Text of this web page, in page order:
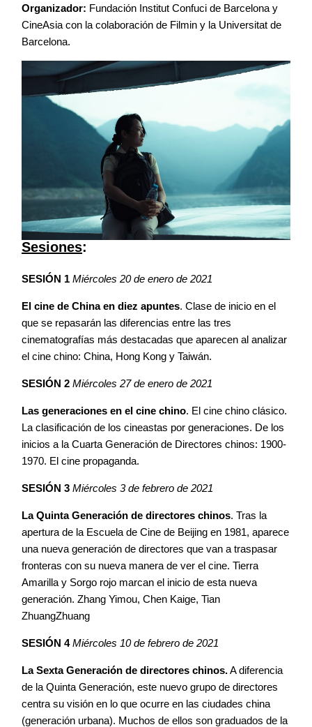
Organizador: Fundación Institut Confuci de Barcelona y
CineAsia con la colaboración de Filmin y la Universitat de
Barcelona.
Sesiones:
SESIÓN 1 Miércoles 20 de enero de 2021
El cine de China en diez apuntes. Clase de inicio en el
que se repasarán las diferencias entre las tres
cinematografías más destacadas que aparecen al analizar
el cine chino: China, Hong Kong y Taiwán.
SESIÓN 2 Miércoles 27 de enero de 2021
Las generaciones en el cine chino. El cine chino clásico.
La clasificación de los cineastas por generaciones. De los
inicios a la Cuarta Generación de Directores chinos: 1900-
1970. El cine propaganda.
SESIÓN 3 Miércoles 3 de febrero de 2021
La Quinta Generación de directores chinos. Tras la
apertura de la Escuela de Cine de Beijing en 1981, aparece
una nueva generación de directores que van a traspasar
fronteras con su nueva manera de ver el cine. Tierra
Amarilla y Sorgo rojo marcan el inicio de esta nueva
generación. Zhang Yimou, Chen Kaige, Tian
ZhuangZhuang
SESIÓN 4 Miércoles 10 de febrero de 2021
La Sexta Generación de directores chinos.A diferencia
de la Quinta Generación, este nuevo grupo de directores
centra su visión en lo que ocurre en las ciudades china
(generación urbana). Muchos de ellos son graduados de la